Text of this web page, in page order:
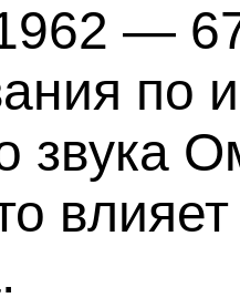
—
по
звука